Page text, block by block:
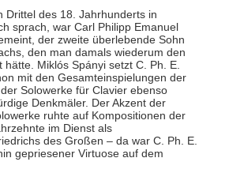
Drittel des 18. Jahrhunderts in
sprach, war Carl Philipp Emanuel
der zweite überlebende Sohn
den man damals wiederum den
hätte. Miklós Spányi setzt C. Ph. E.
mit den Gesamteinspielungen der
Solowerke für Clavier ebenso
Denkmäler. Der Akzent der
ruhte auf Kompositionen der
im Dienst als
des Großen – da war C. Ph. E.
gepriesener Virtuose auf dem